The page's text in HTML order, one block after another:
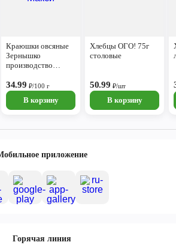
Краюшки овсяные
Зернышко
производство
34.99₽/100 г
В корзину
Хлебцы ОГО! 75г
столовые
50.99₽/шт
В корзину
приложение
Горячая линия